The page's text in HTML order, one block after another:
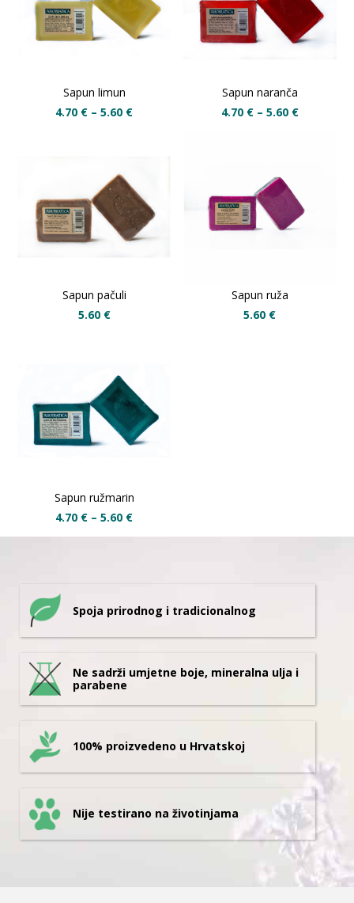
Sapun limun
4.70 € –5.60 €
Sapun naranča
4.70 €– 5.60 €
Sapun pačuli
5.60 €
Sapun ruža
5.60 €
Sapun ružmarin
4.70 € –5.60 €
Spoja prirodnog i tradicionalnog
Ne sadrži umjetne boje, mineralna ulja i
parabene
100% proizvedeno u Hrvatskoj
Nije testirano na životinjama